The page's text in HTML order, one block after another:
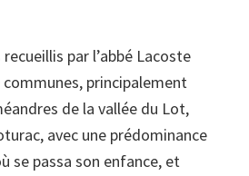
par l’abbé Lacoste
princi­palement
de la vallée du Lot,
avec une prédominance
se passa son enfance, et